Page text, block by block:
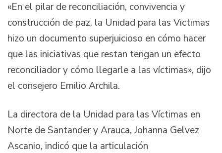
«En el pilar de reconciliación, convivencia y
construcción de paz, la Unidad para las Victimas
hizo un documento superjuicioso en cómo hacer
que las iniciativas que restan tengan un efecto
reconciliador y cómo llegarle a las víctimas», dijo
el consejero Emilio Archila.
La directora de la Unidad para las Víctimas en
Norte de Santander y Arauca, Johanna Gelvez
Ascanio, indicó que la articulación